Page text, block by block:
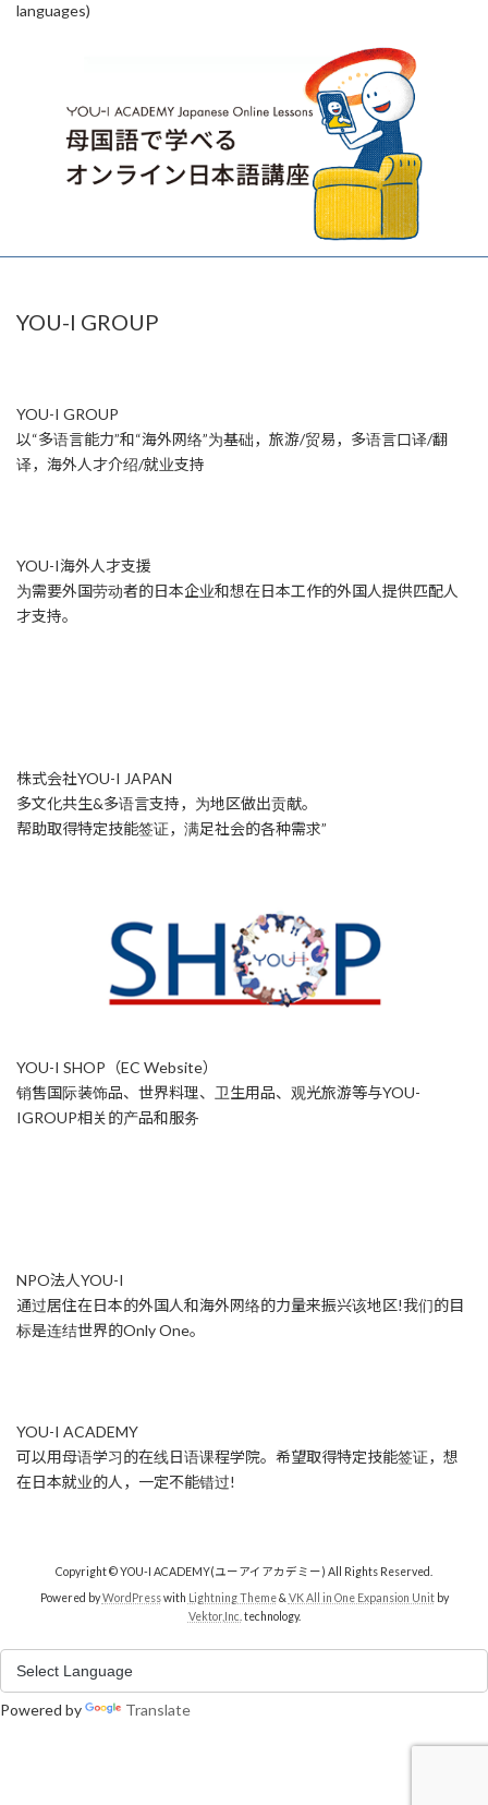
languages)
YOU-I GROUP
YOU-I GROUP
以“多语言能力”和“海外网络”为基础，旅游/贸易，多语言口译/翻
译，海外人才介绍/就业支持
YOU-I海外人才支援
为需要外国劳动者的日本企业和想在日本工作的外国人提供匹配人
才支持。
株式会社YOU-I JAPAN
多文化共生&多语言支持，为地区做出贡献。
帮助取得特定技能签证，满足社会的各种需求”
YOU-I SHOP（EC Website）
销售国际装饰品、世界料理、卫生用品、观光旅游等与YOU-
IGROUP相关的产品和服务
NPO法人YOU-I
通过居住在日本的外国人和海外网络的力量来振兴该地区!我们的目
标是连结世界的Only One。
YOU-I ACADEMY
可以用母语学习的在线日语课程学院。希望取得特定技能签证，想
在日本就业的人，一定不能错过!
Copyright © YOU-I ACADEMY(ユーアイアカデミー) All Rights Reserved.
Powered byWordPresswith Lightning Theme& VK All in One Expansion Unitby
Vektor,Inc. technology.
Powered by Translate